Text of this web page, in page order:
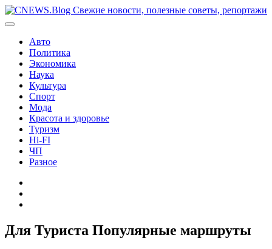
Перейти
к
Авто
Политика
Экономика
Наука
Культура
Спорт
Мода
Красота и здоровье
Туризм
Hi-FI
ЧП
Разное
Для Туриста Популярные маршруты